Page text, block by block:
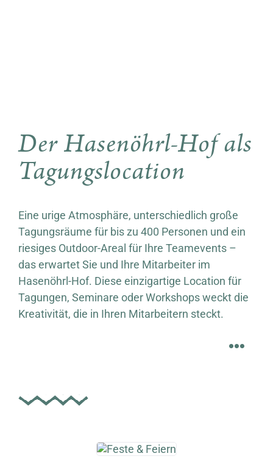
Der Hasenöhrl-Hof als
Tagungslocation
Eine urige Atmosphäre, unterschiedlich große
Tagungsräume für bis zu 400 Personen und ein
riesiges Outdoor-Areal für Ihre Teamevents –
das erwartet Sie und Ihre Mitarbeiter im
Hasenöhrl-Hof. Diese einzigartige Location für
Tagungen, Seminare oder Workshops weckt die
Kreativität, die in Ihren Mitarbeitern steckt.